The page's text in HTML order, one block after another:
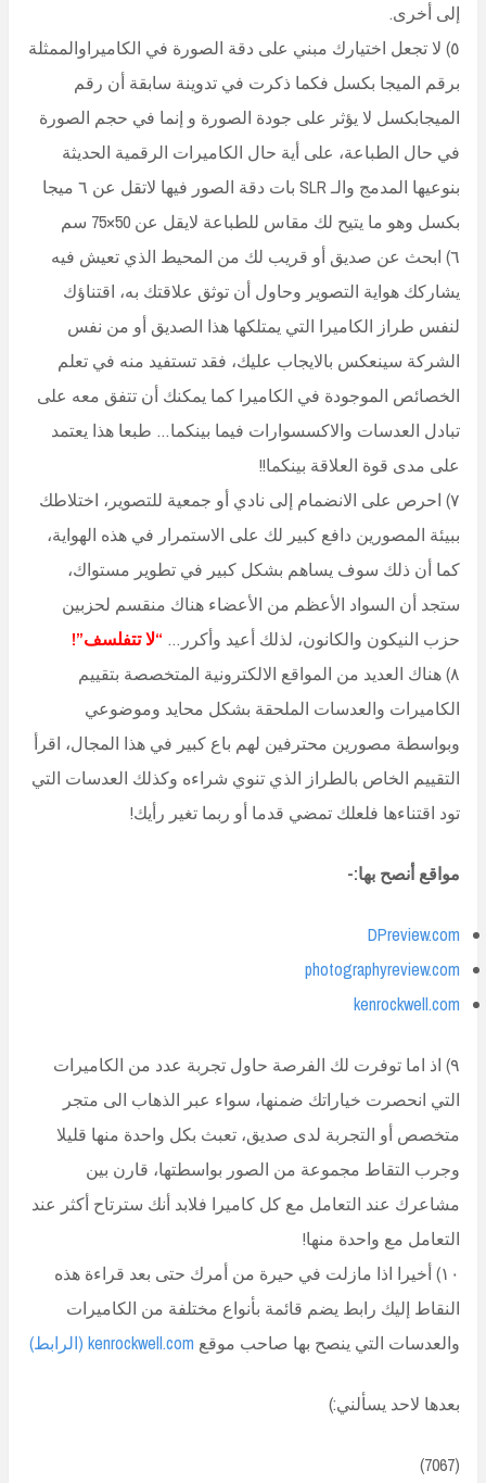
إلى أخرى.
٥) لا تجعل اختيارك مبني على دقة الصورة في الكاميراوالممثلة
برقم الميجا بكسل فكما ذكرت في تدوينة سابقة أن رقم
الميجابكسل لا يؤثر على جودة الصورة و إنما في حجم الصورة
في حال الطباعة، على أية حال الكاميرات الرقمية الحديثة
بنوعيها المدمج والـ SLR بات دقة الصور فيها لاتقل عن ٦ ميجا
بكسل وهو ما يتيح لك مقاس للطباعة لايقل عن 50×75 سم
٦) ابحث عن صديق أو قريب لك من المحيط الذي تعيش فيه
يشاركك هواية التصوير وحاول أن توثق علاقتك به، اقتناؤك
لنفس طراز الكاميرا التي يمتلكها هذا الصديق أو من نفس
الشركة سينعكس بالايجاب عليك، فقد تستفيد منه في تعلم
الخصائص الموجودة في الكاميرا كما يمكنك أن تتفق معه على
تبادل العدسات والاكسسوارات فيما بينكما… طبعا هذا يعتمد
على مدى قوة العلاقة بينكما!!
٧) احرص على الانضمام إلى نادي أو جمعية للتصوير، اختلاطك
ببيئة المصورين دافع كبير لك على الاستمرار في هذه الهواية،
كما أن ذلك سوف يساهم بشكل كبير في تطوير مستواك،
ستجد أن السواد الأعظم من الأعضاء هناك منقسم لحزبين
حزب النيكون والكانون، لذلك أعيد وأكرر… “لا تتفلسف”!
٨) هناك العديد من المواقع الالكترونية المتخصصة بتقييم
الكاميرات والعدسات الملحقة بشكل محايد وموضوعي
وبواسطة مصورين محترفين لهم باع كبير في هذا المجال، اقرأ
التقييم الخاص بالطراز الذي تنوي شراءه وكذلك العدسات التي
تود اقتناءها فلعلك تمضي قدما أو ربما تغير رأيك!
مواقع أنصح بها:-
DPreview.com
photographyreview.com
kenrockwell.com
٩) اذ اما توفرت لك الفرصة حاول تجربة عدد من الكاميرات
التي انحصرت خياراتك ضمنها، سواء عبر الذهاب الى متجر
متخصص أو التجربة لدى صديق، تعبث بكل واحدة منها قليلا
وجرب التقاط مجموعة من الصور بواسطتها، قارن بين
مشاعرك عند التعامل مع كل كاميرا فلابد أنك سترتاح أكثر عند
التعامل مع واحدة منها!
١٠) أخيرا اذا مازلت في حيرة من أمرك حتى بعد قراءة هذه
النقاط إليك رابط يضم قائمة بأنواع مختلفة من الكاميرات
والعدسات التي ينصح بها صاحب موقع kenrockwell.com (الرابط)
بعدها لاحد يسألني:)
(7067)